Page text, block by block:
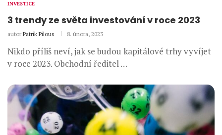
INVESTICE
3 trendy ze světa investování v roce 2023
autor Patrik Pilous 8. února, 2023
Nikdo příliš neví, jak se budou kapitálové trhy vyvíjet
v roce 2023. Obchodní ředitel …